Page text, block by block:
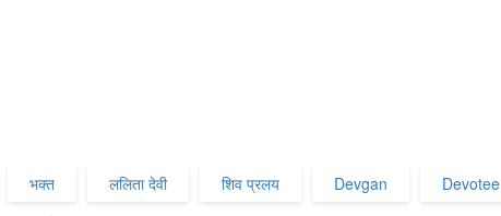
भक्त ललिता देवी शिव प्रलय Devgan Devotee